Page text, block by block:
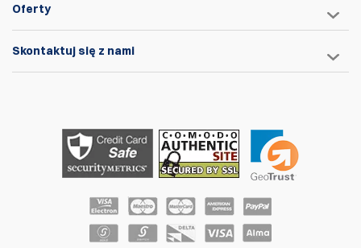
Oferty
Skontaktuj się z nami